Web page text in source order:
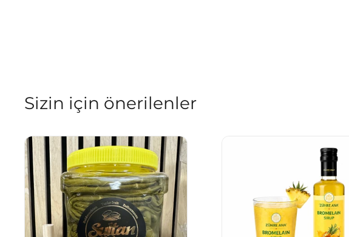
Sizin için önerilenler